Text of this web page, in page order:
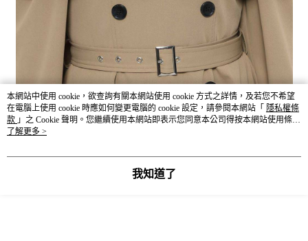
本網站中使用 cookie，欲查詢有關本網站使用 cookie 方式之詳情，及若您不希望
在電腦上使用 cookie 時應如何變更電腦的 cookie 設定，請參閱本網站「 隱私權條
款 」之 Cookie 聲明。您繼續使用本網站即表示您同意本公司得按本網站使用條款
之 Cookie 聲明使用 cookie。
了解更多 >
我知道了